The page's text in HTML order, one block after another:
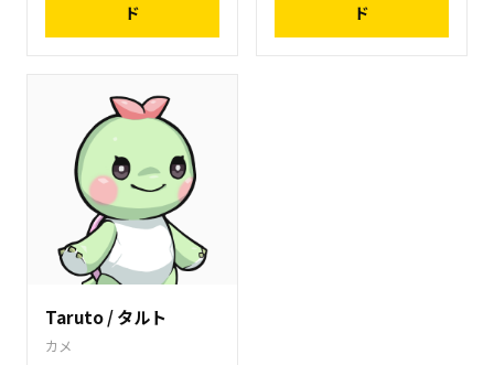
ド
ド
Taruto / タルト
カメ